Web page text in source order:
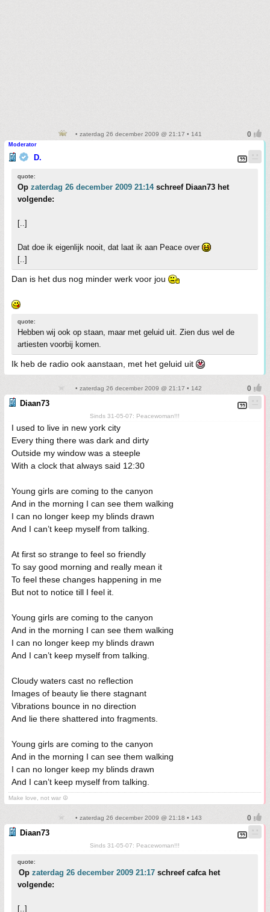
• zaterdag 26 december 2009 @ 21:17 • 141
Moderator
D.
quote:
Op zaterdag 26 december 2009 21:14schreef Diaan73 het
volgende:
[..]
Dat doe ik eigenlijk nooit, dat laat ik aan Peace over
[..]
Dan is het dus nog minder werk voor jou
quote:
Hebben wij ook op staan, maar met geluid uit. Zien dus wel de
artiesten voorbij komen.
Ik heb de radio ook aanstaan, met het geluid uit
• zaterdag 26 december 2009 @ 21:17 • 142
Diaan73
Sinds 31-05-07: Peacewoman!!!
I used to live in new york city
Every thing there was dark and dirty
Outside my window was a steeple
With a clock that always said 12:30
Young girls are coming to the canyon
And in the morning I can see them walking
I can no longer keep my blinds drawn
And I can’t keep myself from talking.
At first so strange to feel so friendly
To say good morning and really mean it
To feel these changes happening in me
But not to notice till I feel it.
Young girls are coming to the canyon
And in the morning I can see them walking
I can no longer keep my blinds drawn
And I can’t keep myself from talking.
Cloudy waters cast no reflection
Images of beauty lie there stagnant
Vibrations bounce in no direction
And lie there shattered into fragments.
Young girls are coming to the canyon
And in the morning I can see them walking
I can no longer keep my blinds drawn
And I can’t keep myself from talking.
Make love, not war ☮
• zaterdag 26 december 2009 @ 21:18 • 143
Diaan73
Sinds 31-05-07: Peacewoman!!!
quote:
Op zaterdag 26 december 2009 21:17 schreef cafca het
volgende:
[..]